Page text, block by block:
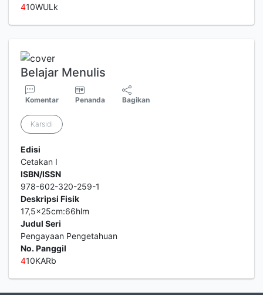
410WULk
Belajar Menulis
Komentar Penanda Bagikan
Karsidi
Edisi
Cetakan I
ISBN/ISSN
978-602-320-259-1
Deskripsi Fisik
17,5x25cm:66hlm
Judul Seri
Pengayaan Pengetahuan
No. Panggil
410KARb